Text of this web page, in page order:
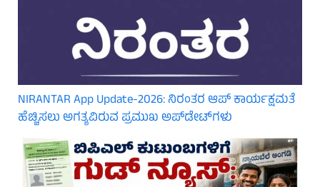
NIRANTAR App Update-2026: ನಿರಂತರ ಆಪ್ ಕಾರ್ಯಕ್ಷಮತೆ
ಹೆಚ್ಚಿಸಲು ಅಗತ್ಯವಿರುವ ಪ್ರಮುಖ ಅಪ್‌ಡೇಟ್‌ಗಳು